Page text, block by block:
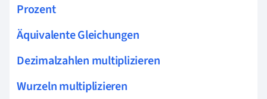
Prozent
Äquivalente Gleichungen
Dezimalzahlen multiplizieren
Wurzeln multiplizieren